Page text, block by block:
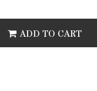
ADD TO CART